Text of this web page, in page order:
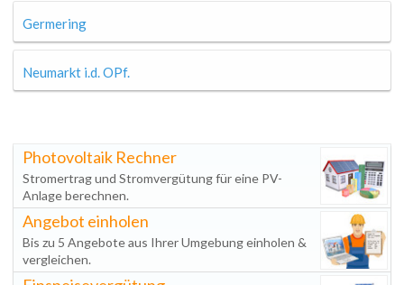
Germering
Neumarkt i.d. OPf.
Photovoltaik Rechner
Stromertrag und Stromvergütung für eine PV-
Anlage berechnen.
Angebot einholen
Bis zu 5 Angebote aus Ihrer Umgebung einholen &
vergleichen.